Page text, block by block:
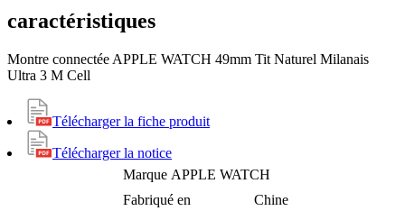
caractéristiques
Montre connectée APPLE WATCH 49mm Tit Naturel Milanais
Ultra 3 M Cell
Télécharger la fiche produit
Télécharger la notice
Marque APPLE WATCH
Fabriqué en
Chine